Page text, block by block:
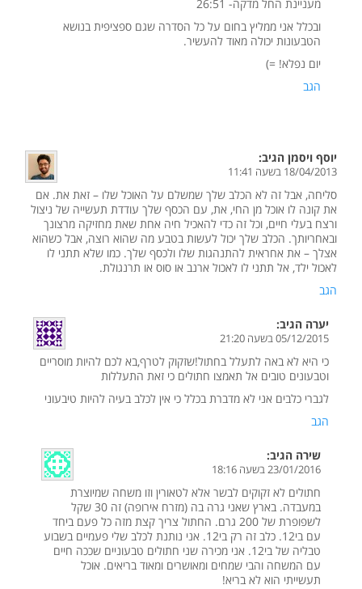
מעניינת החל מדקה- 26:51
ובכלל אני ממליץ בחום על כל הסדרה שגם ספציפית בנושא
הטבעונות יכולה מאוד להעשיר.
יום נפלא! =)
הגב
יוסף ויסמן הגיב:
18/04/2013 בשעה 11:41
סליחה, אבל זה לא הכלב שלך שמשלם על האוכל שלו – זאת את. אם
את קונה לו אוכל מן החי, את, עם הכסף שלך עודדת תעשייה של ניצול
ורצח בעלי חיים, וכל זה כדי להאכיל חיה אחת שאת מחזיקה מרצונך
ובאחריותך. הכלב שלך יכול לעשות בטבע מה שהוא רוצה, אבל כשהוא
אצלך – את אחראית להתנהגות שלו ולכסף שלך. כמו שלא תתני לו
לאכול ילד, אל תתני לו לאכול ארנב או סוס או תרנגולת.
הגב
יערה הגיב:
05/12/2015 בשעה 21:20
כי היא לא באה לתעלל בחתול!שזקוק לטרף,בא לכם להיות מוסריים
וטבעונים טובים אל תאמצו חתולים כי זאת התעללות
לגברי כלבים אני לא מדברת בכלל כי אין לכלב בעיה להיות טיבעוני
הגב
שירה הגיב:
23/01/2016 בשעה 18:16
חתולים לא זקוקים לבשר אלא לטאורין וזו משחה שמיוצרת
במעבדה. בארץ שאני גרה בה (מזרח אירופה) זה 30 שקל
לשפופרת של 200 גרם. החתול צריך קצת מזה כל פעם ביחד
עם בי12. כלב זה רק בי12. אני נותנת לכלב שלי פעמיים בשבוע
טבליה של בי12. אני מכירה שני חתולים טבעוניים שככה חיים
עם המשחה והבי שמחים ומאושרים ומאוד בריאים. אוכל
תעשייתי הוא לא בריא!